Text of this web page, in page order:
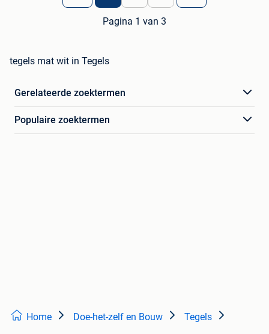
Pagina 1 van 3
tegels mat wit in Tegels
Gerelateerde zoektermen
Populaire zoektermen
Home Doe-het-zelf en Bouw Tegels